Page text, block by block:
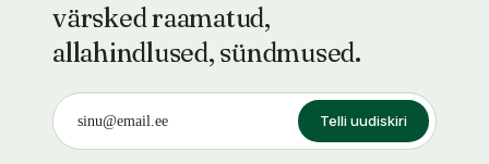
värsked raamatud,
allahindlused, sündmused.
Telli uudiskiri